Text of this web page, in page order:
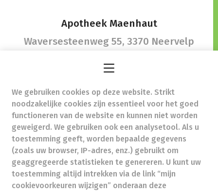
Apotheek Maenhaut
Waversesteenweg 55, 3370 Neervelp
apotheek.pmaenhaut@telenet.be -
Ondernemingsnummer (BTW nr.) (BE)0842080556
Beroepstitel: Apotheker werkzaam in België
Beroepsvereniging: Algemene Pharmaceutische
Bond autorisatienummer FAGG 241603
Valt onder toezicht van de Orde der Apothekers,
02/537.42.67, Henri Jasparlaan 94 1060 Brussel
Deontologie:
Code van de farmaceutische plichtenleer
Tarieven terugbetaalde zorg
We gebruiken cookies op deze website. Strikt
noodzakelijke cookies zijn essentieel voor het goed
functioneren van de website en kunnen niet worden
geweigerd. We gebruiken ook een analysetool. Als u
toestemming geeft, worden bepaalde gegevens
(zoals uw browser, IP-adres, enz.) gebruikt om
geaggregeerde statistieken te genereren. U kunt uw
toestemming altijd intrekken via de link “mijn
cookievoorkeuren wijzigen” onderaan deze